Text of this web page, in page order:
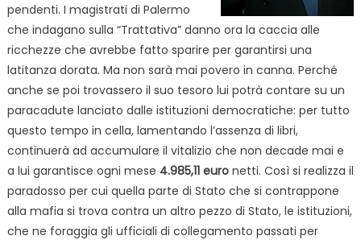
pendenti. I magistrati di Palermo
che indagano sulla “Trattativa” danno ora la caccia alle
ricchezze che avrebbe fatto sparire per garantirsi una
latitanza dorata. Ma non sarà mai povero in canna. Perché
anche se poi trovassero il suo tesoro lui potrà contare su un
paracadute lanciato dalle istituzioni democratiche: per tutto
questo tempo in cella, lamentando l’assenza di libri,
continuerà ad accumulare il vitalizio che non decade mai e
a lui garantisce ogni mese 4.985,11 euronetti. Così si realizza il
paradosso per cui quella parte di Stato che si contrappone
alla mafia si trova contra un altro pezzo di Stato, le istituzioni,
che ne foraggia gli ufficiali di collegamento passati per